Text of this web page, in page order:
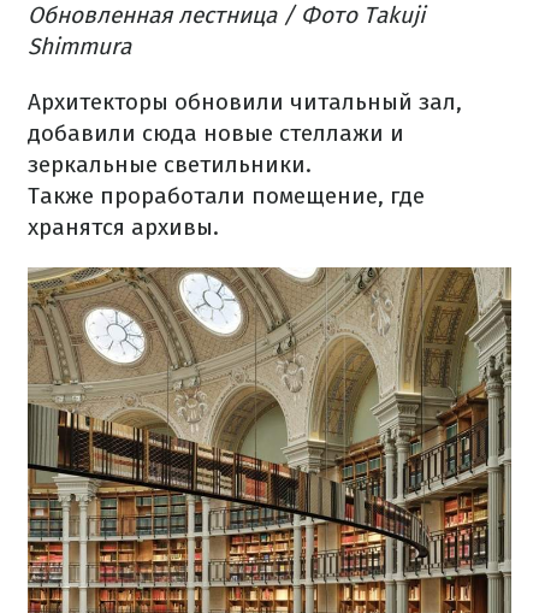
Обновленная лестница / Фото Takuji
Shimmura
Архитекторы обновили читальный зал,
добавили сюда новые стеллажи и
зеркальные светильники.
Также проработали помещение, где
хранятся архивы.